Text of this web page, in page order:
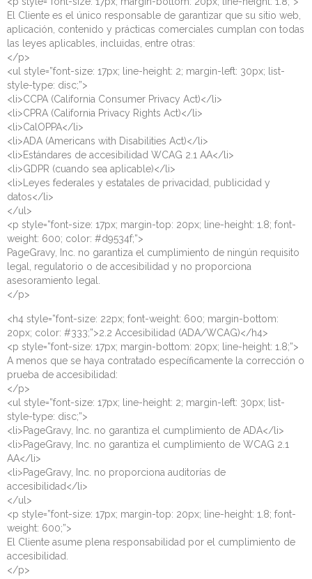
El Cliente es el único responsable de garantizar que su sitio web,
aplicación, contenido y prácticas comerciales cumplan con todas
las leyes aplicables, incluidas, entre otras:
</p>
<ul style=”font-size: 17px; line-height: 2; margin-left: 30px; list-
style-type: disc;”>
<li>CCPA (California Consumer Privacy Act)</li>
<li>CPRA (California Privacy Rights Act)</li>
<li>CalOPPA</li>
<li>ADA (Americans with Disabilities Act)</li>
<li>Estándares de accesibilidad WCAG 2.1 AA</li>
<li>GDPR (cuando sea aplicable)</li>
<li>Leyes federales y estatales de privacidad, publicidad y
datos</li>
</ul>
<p style=”font-size: 17px; margin-top: 20px; line-height: 1.8; font-
weight: 600; color: #d9534f;”>
PageGravy, Inc. no garantiza el cumplimiento de ningún requisito
legal, regulatorio o de accesibilidad y no proporciona
asesoramiento legal.
</p>
<h4 style=”font-size: 22px; font-weight: 600; margin-bottom:
20px; color: #333;”>2.2 Accesibilidad (ADA/WCAG)</h4>
<p style=”font-size: 17px; margin-bottom: 20px; line-height: 1.8;”>
A menos que se haya contratado específicamente la corrección o
prueba de accesibilidad:
</p>
<ul style=”font-size: 17px; line-height: 2; margin-left: 30px; list-
style-type: disc;”>
<li>PageGravy, Inc. no garantiza el cumplimiento de ADA</li>
<li>PageGravy, Inc. no garantiza el cumplimiento de WCAG 2.1
AA</li>
<li>PageGravy, Inc. no proporciona auditorías de
accesibilidad</li>
</ul>
<p style=”font-size: 17px; margin-top: 20px; line-height: 1.8; font-
weight: 600;”>
El Cliente asume plena responsabilidad por el cumplimiento de
accesibilidad.
</p>